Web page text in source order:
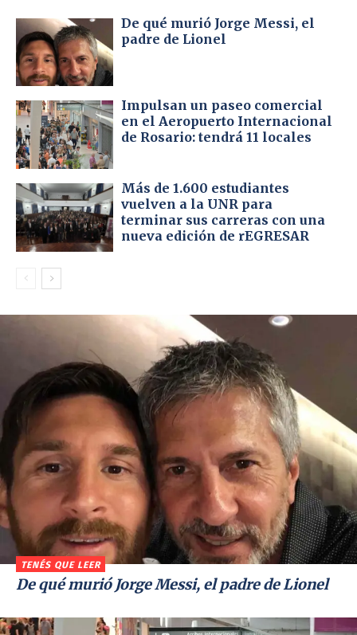
De qué murió Jorge Messi, el
padre de Lionel
Impulsan un paseo comercial
en el Aeropuerto Internacional
de Rosario: tendrá 11 locales
Más de 1.600 estudiantes
vuelven a la UNR para
terminar sus carreras con una
nueva edición de rEGRESAR
TENÉS QUE LEER
De qué murió Jorge Messi, el padre de Lionel